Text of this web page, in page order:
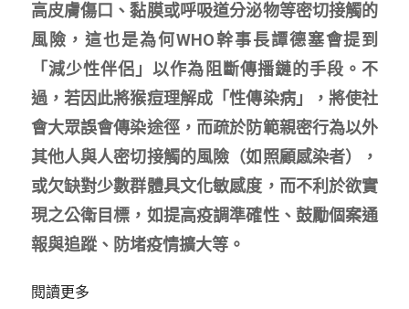
高皮膚傷口、黏膜或呼吸道分泌物等密切接觸的
風險，這也是為何WHO幹事長譚德塞會提到
「減少性伴侶」以作為阻斷傳播鏈的手段。不
過，若因此將猴痘理解成「性傳染病」，將使社
會大眾誤會傳染途徑，而疏於防範親密行為以外
其他人與人密切接觸的風險（如照顧感染者），
或欠缺對少數群體具文化敏感度，而不利於欲實
現之公衛目標，如提高疫調準確性、鼓勵個案通
報與追蹤、防堵疫情擴大等。
閱讀更多